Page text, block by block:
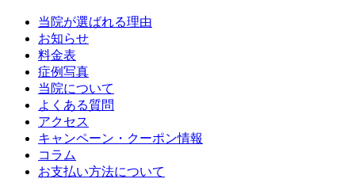
当院が選ばれる理由
お知らせ
料金表
症例写真
当院について
よくある質問
アクセス
キャンペーン・クーポン情報
コラム
お支払い方法について